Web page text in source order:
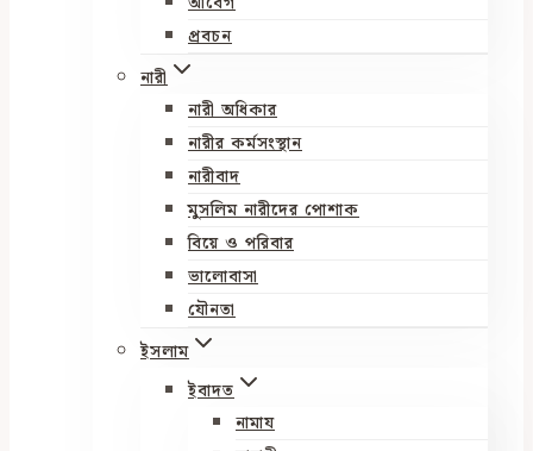
প্রবচন
নারী
নারী অধিকার
নারীর কর্মসংস্থান
নারীবাদ
মুসলিম নারীদের পোশাক
বিয়ে ও পরিবার
ভালোবাসা
যৌনতা
ইসলাম
ইবাদত
নামায